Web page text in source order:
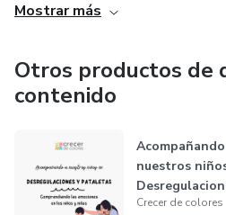
Hasta el 2025 hemos atendido
Tenemos servicios presencial,
online.
Mostrar más
Otros productos de
contenido
nuestros
Pataletas
Crecer de colores